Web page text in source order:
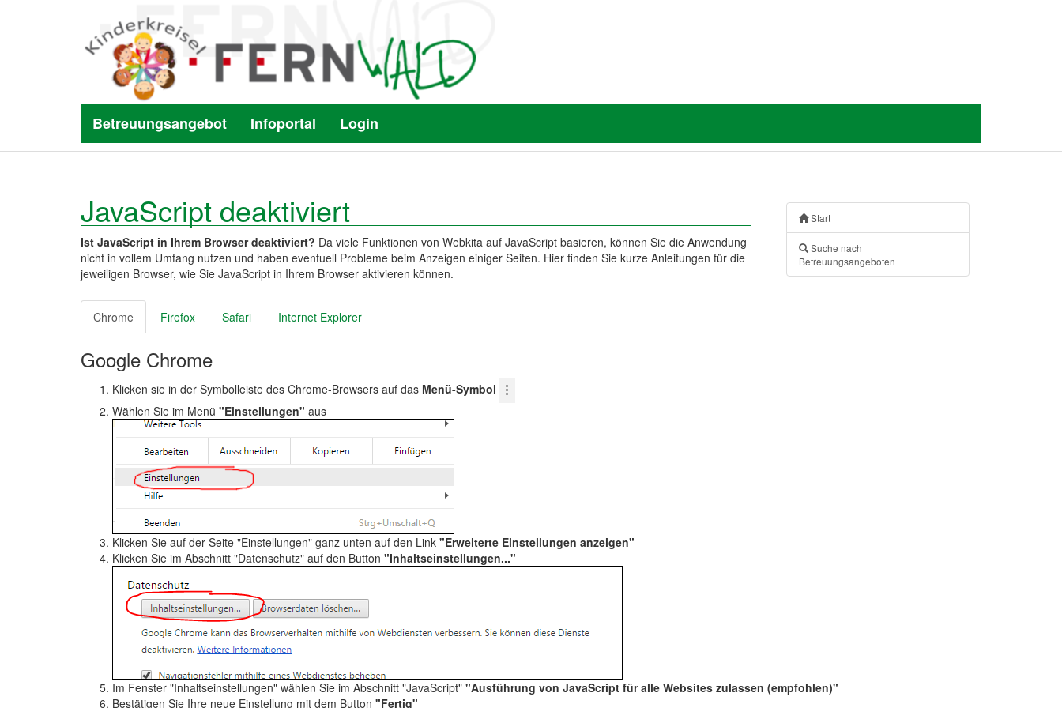
Betreuungsangebot Infoportal Login
JavaScript deaktiviert
Ist JavaScript in Ihrem Browser deaktiviert? Da viele Funktionen von Webkita auf JavaScript basieren, können Sie die Anwendung
nicht in vollem Umfang nutzen und haben eventuell Probleme beim Anzeigen einiger Seiten. Hier finden Sie kurze Anleitungen für die
jeweiligen Browser, wie Sie JavaScript in Ihrem Browser aktivieren können.
Start
Suche nach
Betreuungsangeboten
Chrome Firefox Safari Internet Explorer
Google Chrome
Klicken sie in der Symbolleiste des Chrome-Browsers auf das Menü-Symbol
Wählen Sie im Menü "Einstellungen" aus
Klicken Sie auf der Seite "Einstellungen" ganz unten auf den Link "Erweiterte Einstellungen anzeigen"
Klicken Sie im Abschnitt "Datenschutz" auf den Button "Inhaltseinstellungen..."
Im Fenster "Inhaltseinstellungen" wählen Sie im Abschnitt "JavaScript" "Ausführung von JavaScript für alle Websites zulassen (empfohlen)"
Bestätigen Sie Ihre neue Einstellung mit dem Button "Fertig"